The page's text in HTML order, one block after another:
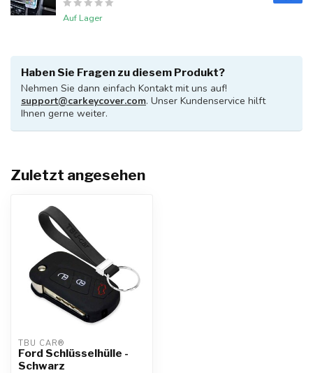
Auf Lager
Haben Sie Fragen zu diesem Produkt?
Nehmen Sie dann einfach Kontakt mit uns auf!
support@carkeycover.com. Unser Kundenservice hilft
Ihnen gerne weiter.
Zuletzt angesehen
TBU CAR®
Ford Schlüsselhülle -
Schwarz